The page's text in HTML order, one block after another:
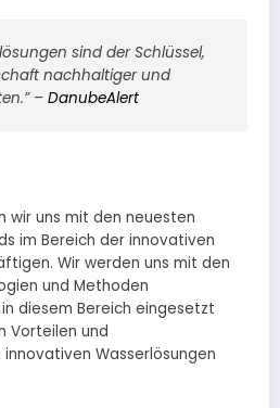
sind der Schlüssel,
nachhaltiger und
– DanubeAlert
wir uns mit den neuesten
im Bereich der innovativen
Wir werden uns mit den
und Methoden
diesem Bereich eingesetzt
Vorteilen und
Wasserlösungen